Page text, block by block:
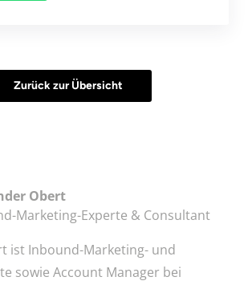
Zurück zur Übersicht
Obert
Marketing-Experte & Consultant
ist Inbound-Marketing- und
sowie Account Manager bei